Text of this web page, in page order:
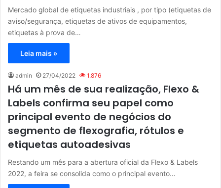
Mercado global de etiquetas industriais , por tipo (etiquetas de
aviso/segurança, etiquetas de ativos de equipamentos,
etiquetas à prova de…
Leia mais »
admin 27/04/2022 1.876
Há um mês de sua realização, Flexo &
Labels confirma seu papel como
principal evento de negócios do
segmento de flexografia, rótulos e
etiquetas autoadesivas
Restando um mês para a abertura oficial da Flexo & Labels
2022, a feira se consolida como o principal evento…